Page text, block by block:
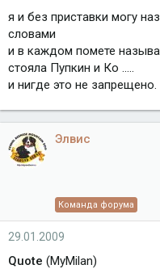
я и без приставки могу
словами
и в каждом помете
стояла Пупкин и Ко .....
и нигде это не запрещено.
Элвис
Команда форума
29.01.2009
Quote (MyMilan)